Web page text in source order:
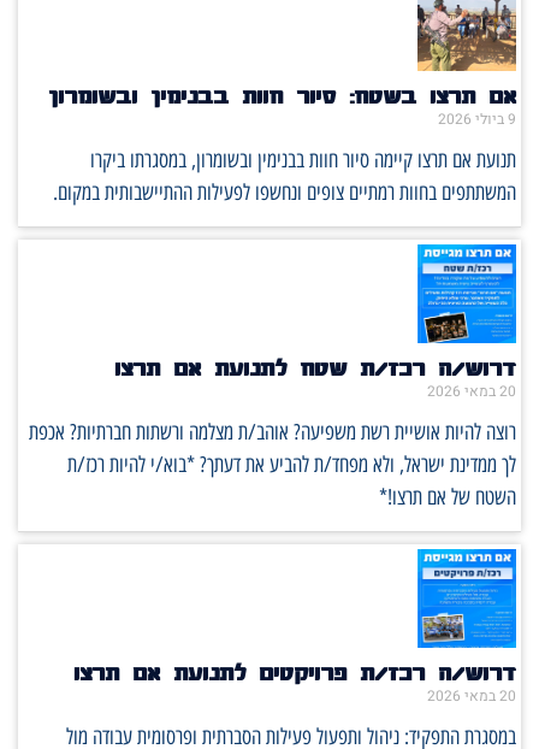
אם תרצו בשטח: סיור חוות בבנימין ובשומרון
9 ביולי 2026
תנועת אם תרצו קיימה סיור חוות בבנימין ובשומרון, במסגרתו ביקרו
המשתתפים בחוות רמתיים צופים ונחשפו לפעילות ההתיישבותית במקום.
דרוש/ה רכז/ת שטח לתנועת אם תרצו
20 במאי 2026
רוצה להיות אושיית רשת משפיעה? אוהב/ת מצלמה ורשתות חברתיות? אכפת
לך ממדינת ישראל, ולא מפחד/ת להביע את דעתך? *בוא/י להיות רכז/ת
השטח של אם תרצו!*
דרוש/ה רכז/ת פרויקטים לתנועת אם תרצו
20 במאי 2026
במסגרת התפקיד: ניהול ותפעול פעילות הסברתית ופרסומית עבודה מול